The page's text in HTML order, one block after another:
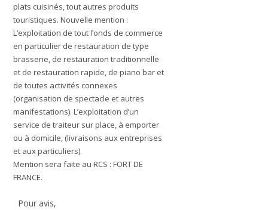
plats cuisinés, tout autres produits
touristiques. Nouvelle mention :
L’exploitation de tout fonds de commerce
en particulier de restauration de type
brasserie, de restauration traditionnelle
et de restauration rapide, de piano bar et
de toutes activités connexes
(organisation de spectacle et autres
manifestations). L’exploitation d’un
service de traiteur sur place, à emporter
ou à domicile, (livraisons aux entreprises
et aux particuliers).
Mention sera faite au RCS : FORT DE
FRANCE.
Pour avis,